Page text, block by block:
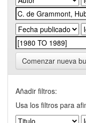
Comenzar nueva
Añadir filtros:
Usa los filtros para